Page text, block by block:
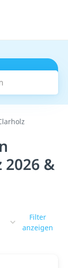
&
Filter
anzeigen